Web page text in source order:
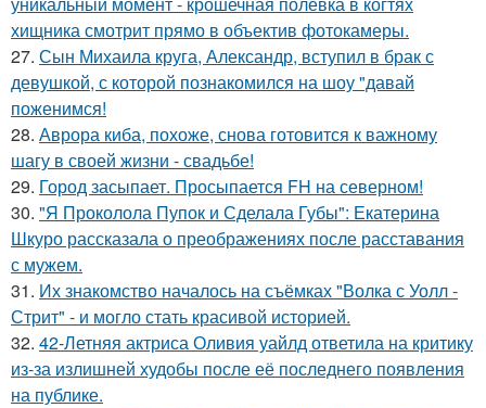
хищника смотрит прямо в объектив фотокамеры.
27. Сын Михаила круга, Александр, вступил в брак с
девушкой, с которой познакомился на шоу "давай
поженимся!
28. Аврора киба, похоже, снова готовится к важному
шагу в своей жизни - свадьбе!
29. Город засыпает. Просыпается FH на северном!
30. "Я Проколола Пупок и Сделала Губы": Екатерина
Шкуро рассказала о преображениях после расставания
с мужем.
31. Их знакомство началось на съёмках "Волка с Уолл -
Стрит" - и могло стать красивой историей.
32. 42-Летняя актриса Оливия уайлд ответила на критику
из-за излишней худобы после её последнего появления
на публике.